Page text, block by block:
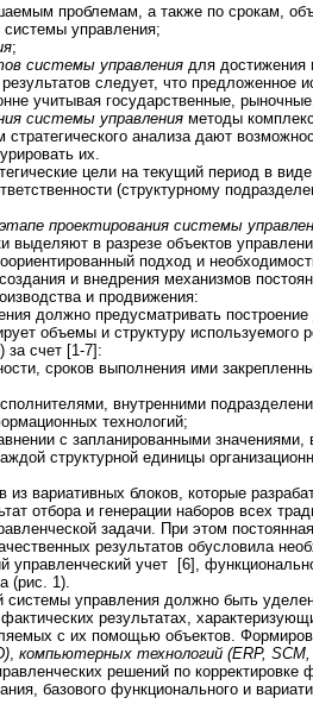
проблемам, а также по срокам,
системы управления;
;
системы управления для достижения
следует, что предложенное
учитывая государственные,
системы управления методы
стратегического анализа дают
их.
цели на текущий период в
(структурному
проектирования системы
в разрезе объектов
подход и
и внедрения механизмов
и продвижения:
должно предусматривать
объемы и структуру используемого
за счет [1-7]:
сроков выполнения ими
внутренними
технологий;
с запланированными
структурной единицы
из вариативных блоков, которые
отбора и генерации наборов всех
задачи. При этом
результатов обусловила
управленческий учет [6],
(рис. 1).
управления должно быть
результатах,
с их помощью объектов.
, компьютерных технологий (ERP, SCM,
решений по корректировке
базового функционального и